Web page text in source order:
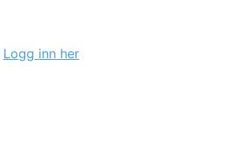
Logg inn her